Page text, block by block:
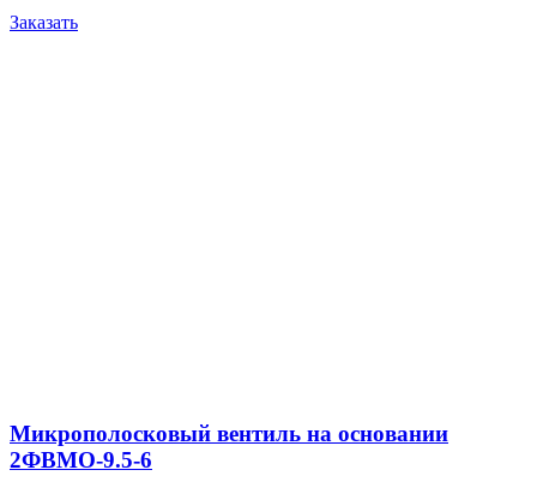
Заказать
Микрополосковый вентиль на основании
2ФВМO-9.5-6